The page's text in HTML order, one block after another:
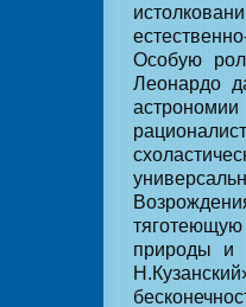
Особую
Леонардо
природы и